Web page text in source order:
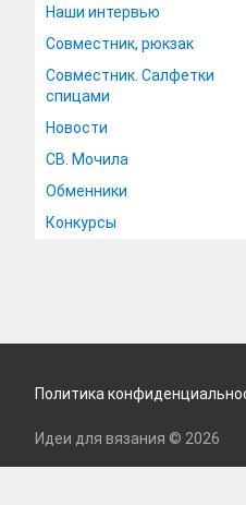
Наши интервью
Совместник, рюкзак
Совместник. Салфетки
спицами
Новости
СВ. Мочила
Обменники
Конкурсы
Политика
Идеи для вязания © 2026